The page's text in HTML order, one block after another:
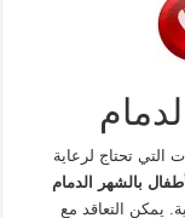
التي تحتاج لرعاية
بالشهر الدمام
يمكن التعاقد مع